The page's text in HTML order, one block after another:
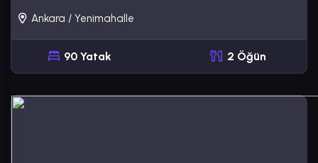
Ankara / Yenimahalle
90 Yatak 2 Öğün